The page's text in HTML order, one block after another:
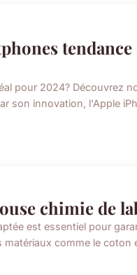
pour 2024? Découvrez
son innovation, l'Apple
chimie de
est essentiel pour
comme le coton